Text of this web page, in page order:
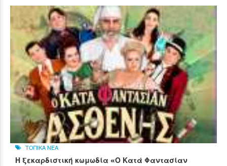
ΤΟΠΙΚΑ ΝΕΑ
Η ξεκαρδιστική κωμωδία «Ο Κατά Φαντασίαν